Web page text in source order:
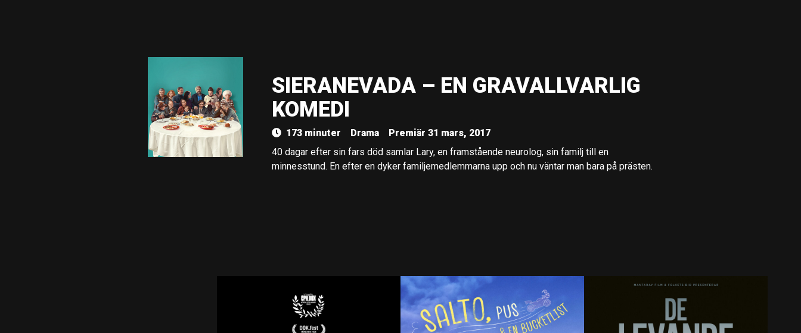
SIERANEVADA – EN GRAVALLVARLIG
KOMEDI
173 minuter Drama
Premiär 31 mars, 2017
40 dagar efter sin fars död samlar Lary, en framstående neurolog, sin familj till en
minnesstund. En efter en dyker familjemedlemmarna upp och nu väntar man bara på prästen.